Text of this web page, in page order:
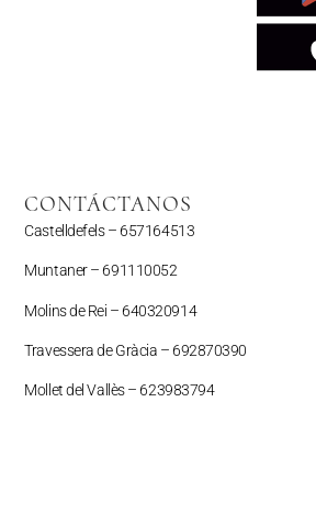
CONTÁCTANOS
Castelldefels –657164513
Muntaner –691110052
Molins de Rei – 640320914
Travessera de Gràcia – 692870390
Mollet del Vallès –623983794